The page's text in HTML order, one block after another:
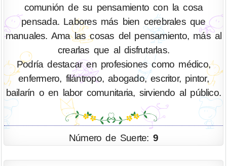
comunión de su pensamiento con la cosa
pensada. Labores más bien cerebrales que
manuales. Ama las cosas del pensamiento, más al
crearlas que al disfrutarlas.
Podría destacar en profesiones como médico,
enfermero, filántropo, abogado, escritor, pintor,
bailarín o en labor comunitaria, sirviendo al público.
Número de Suerte: 9